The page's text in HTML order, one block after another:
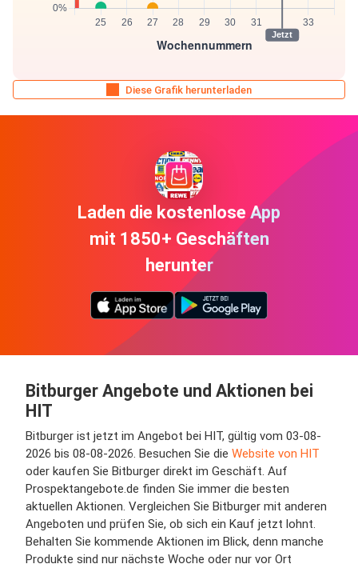
Diese Grafik herunterladen
Laden die kostenlose App
mit 1850+ Geschäften
herunter
Bitburger Angebote und Aktionen bei
HIT
Bitburger ist jetzt im Angebot bei HIT, gültig vom 03-08-
2026 bis 08-08-2026. Besuchen Sie die Website von HIT
oder kaufen Sie Bitburger direkt im Geschäft. Auf
Prospektangebote.de finden Sie immer die besten
aktuellen Aktionen. Vergleichen Sie Bitburger mit anderen
Angeboten und prüfen Sie, ob sich ein Kauf jetzt lohnt.
Behalten Sie kommende Aktionen im Blick, denn manche
Produkte sind nur nächste Woche oder nur vor Ort